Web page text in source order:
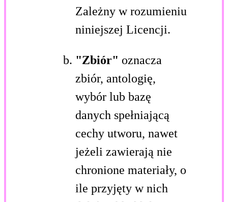
Zależny w rozumieniu
niniejszej Licencji.
"Zbiór" oznacza
zbiór, antologię,
wybór lub bazę
danych spełniającą
cechy utworu, nawet
jeżeli zawierają nie
chronione materiały, o
ile przyjęty w nich